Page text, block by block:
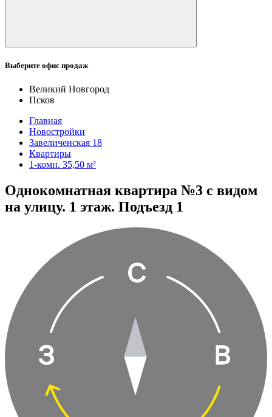
Выберите офис продаж
Великий Новгород
Псков
Главная
Новостройки
Завеличенская 18
Квартиры
1-комн. 35,50 м²
Однокомнатная квартира №3 с видом
на улицу. 1 этаж. Подъезд 1